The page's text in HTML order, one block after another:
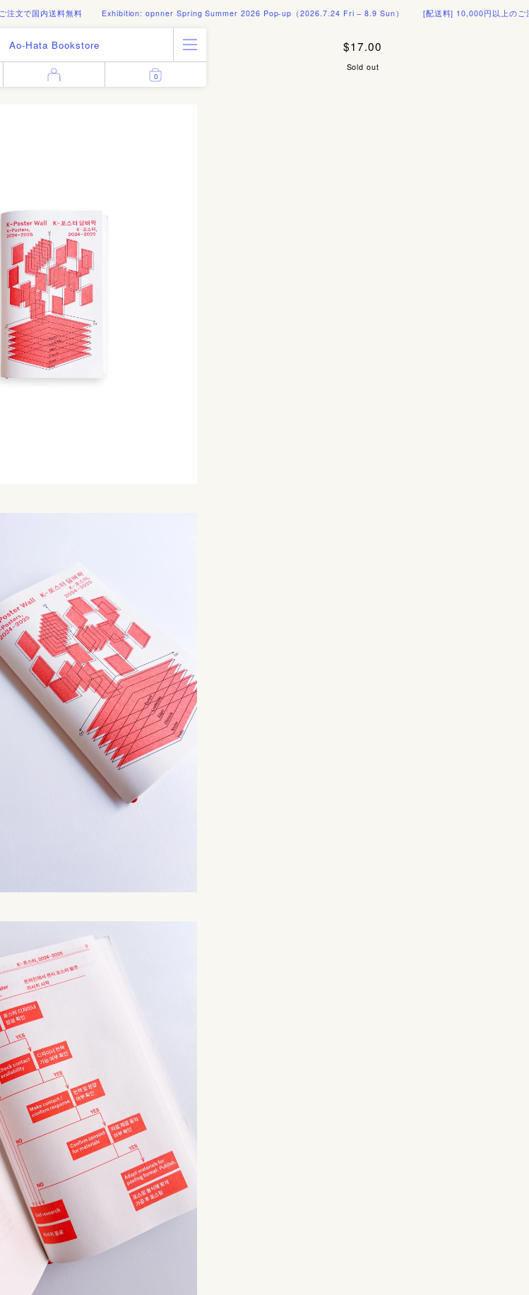
送料無料 Exhibition: opnner Spring Summer 2026 Pop-up（2026.7.24 Fri – 8.9 Sun） [配送料] 10,000円以上のご注文で国内
Ao-Hata Bookstore
All Products
Photography
Out of Print
Artworks
Goods
Editorial
Instagram
About
Enter
Sign in
0
$17.00
Sold out